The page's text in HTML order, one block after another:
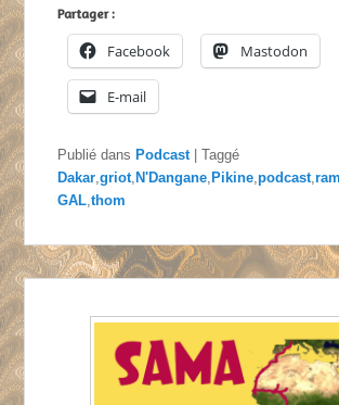
Partager :
Facebook Mastodon
E-mail
Publié dans Podcast |Taggé
Dakar,griot, N'Dangane, Pikine,podcast,
GAL,thom